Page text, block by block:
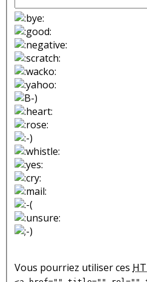
Vous pourriez utiliser ces